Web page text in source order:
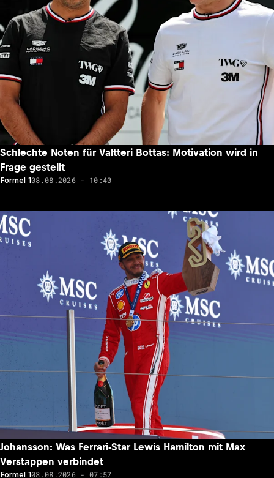
Schlechte Noten für Valtteri Bottas: Motivation wird in
Frage gestellt
Formel 108.08.2026 - 10:40
Johansson: Was Ferrari-Star Lewis Hamilton mit Max
Verstappen verbindet
Formel 108.08.2026 - 07:57